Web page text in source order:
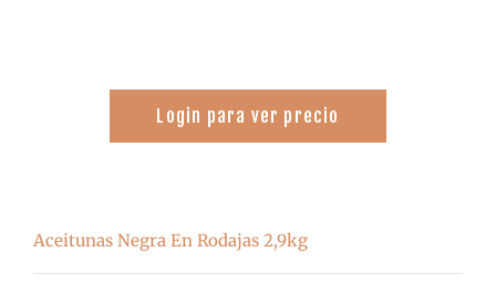
Login para ver precio
Aceitunas Negra En Rodajas 2,9kg